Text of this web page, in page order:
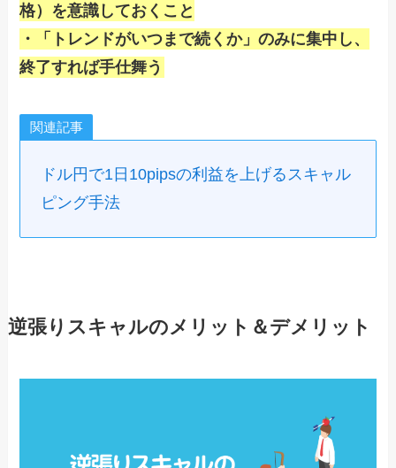
格）を意識しておくこと
・「トレンドがいつまで続くか」のみに集中し、
終了すれば手仕舞う
関連記事
ドル円で1日10pipsの利益を上げるスキャル
ピング手法
逆張りスキャルのメリット＆デメリット